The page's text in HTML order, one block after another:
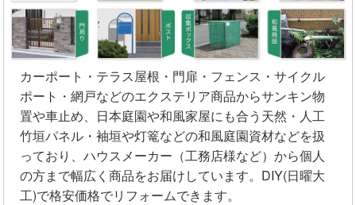
カーポート・テラス屋根・門扉・フェンス・サイクル
ポート・網戸などのエクステリア商品からサンキン物
置や車止め、日本庭園や和風家屋にも合う天然・人工
竹垣パネル・袖垣や灯篭などの和風庭園資材などを扱
っており、ハウスメーカー（工務店様など）から個人
の方まで幅広く商品をお届けしています。DIY(日曜大
工)で格安価格でリフォームできます。